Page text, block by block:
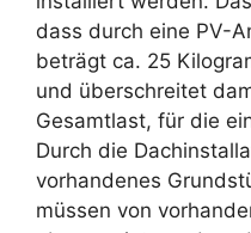
dass durch eine PV-
beträgt ca. 25
und überschreitet
Gesamtlast, für die
Durch die
vorhandenes
müssen von